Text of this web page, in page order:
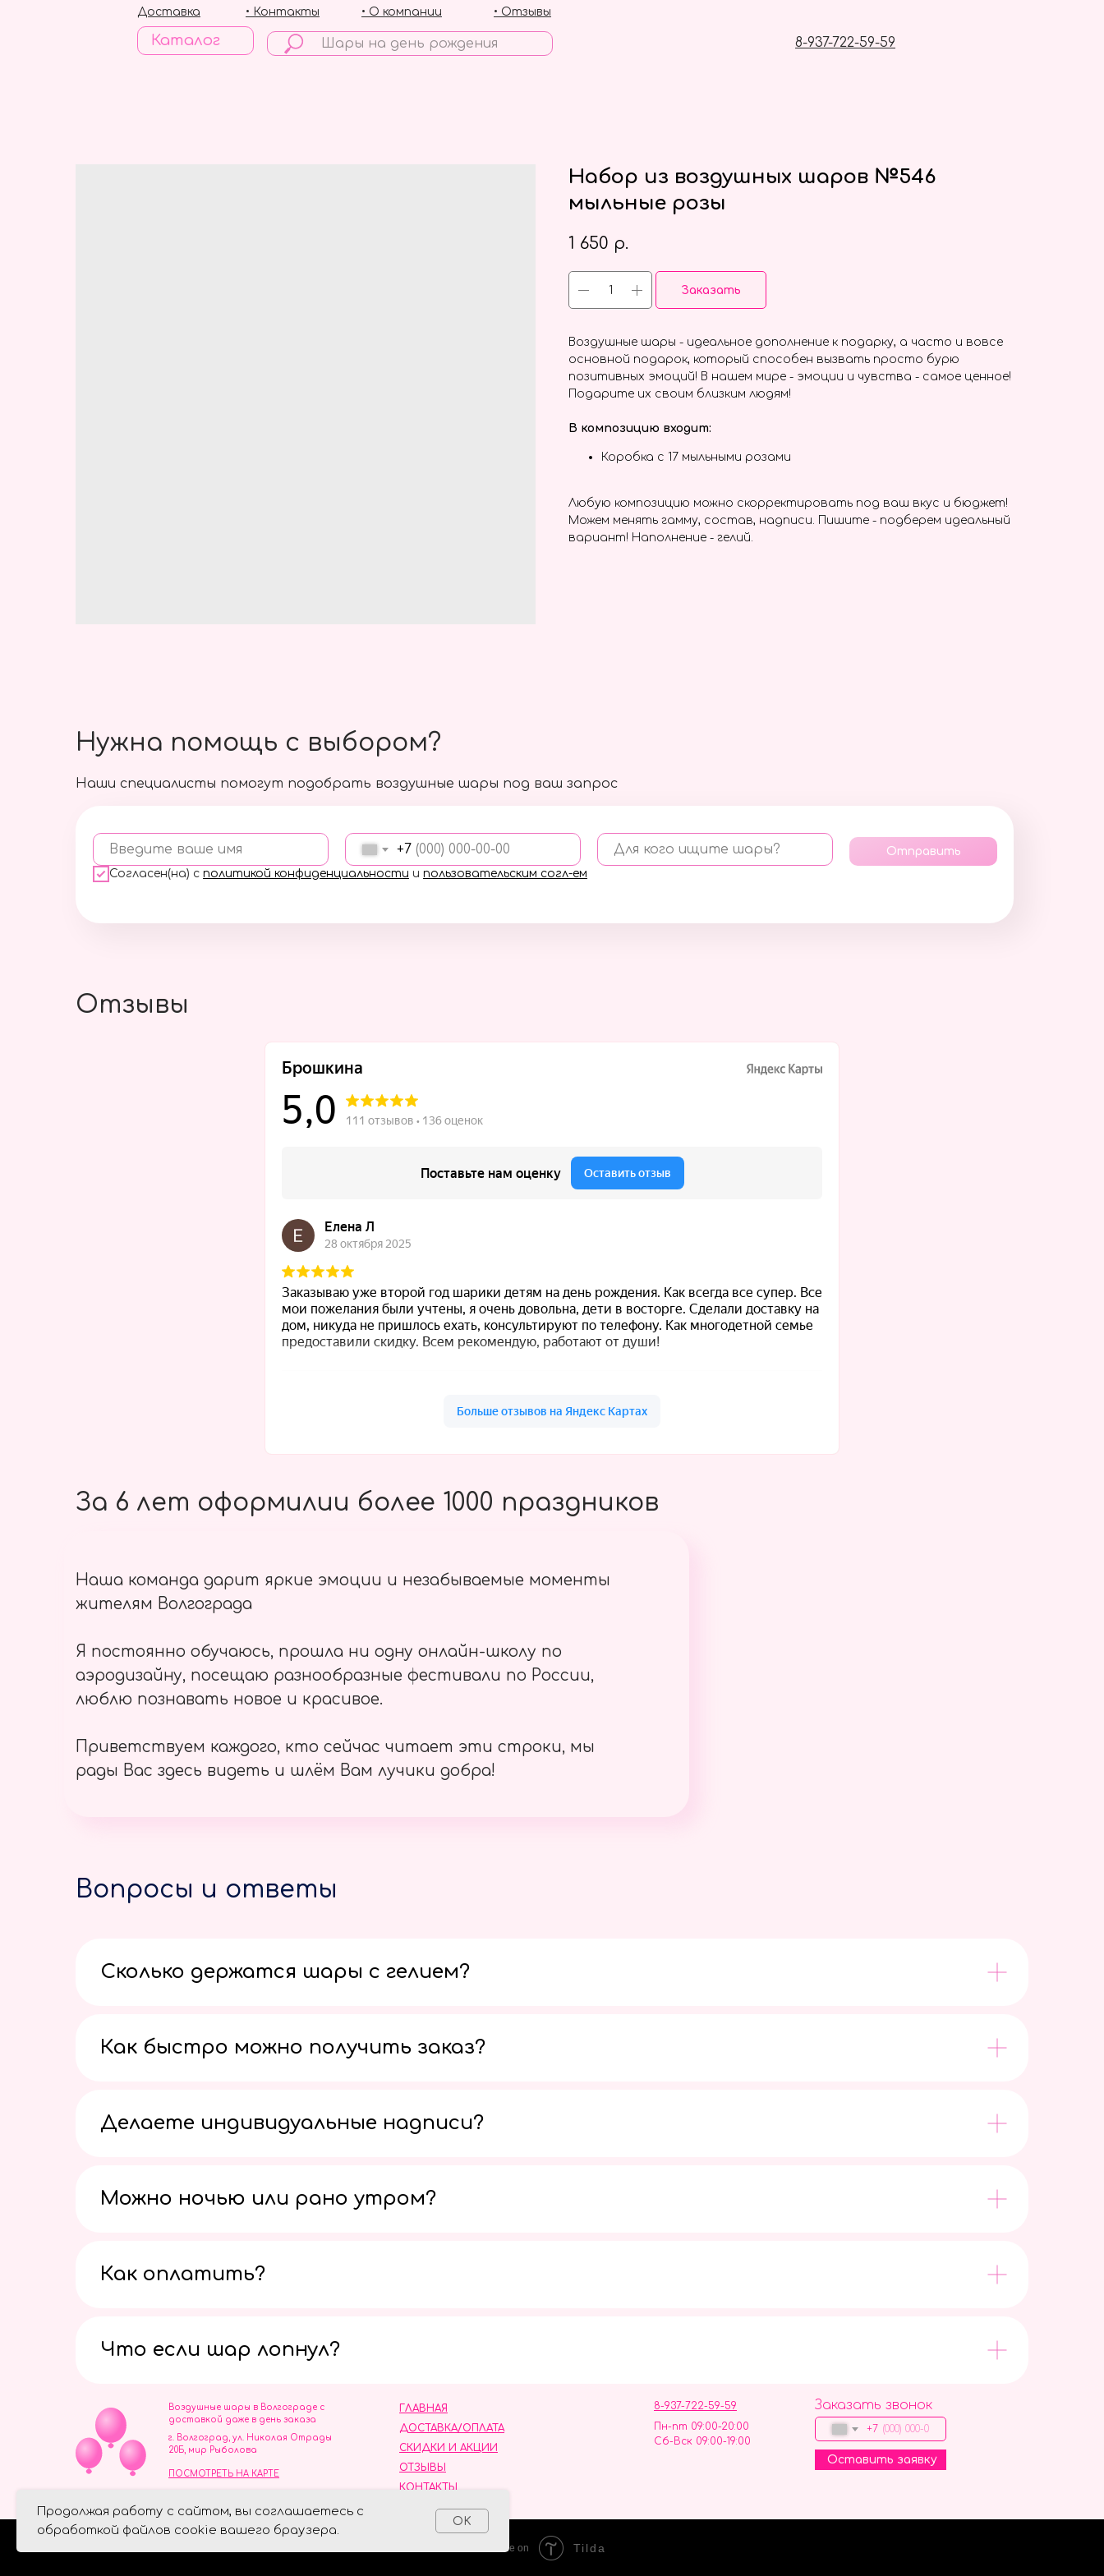
Каталог 8-937-722-59-59
• Отзывы
• О компании
• Контакты
Доставка
Набор из воздушных шаров №546
мыльные розы
1 650 р.
Заказать
Воздушные шары - идеальное дополнение к подарку, а часто и вовсе
основной подарок, который способен вызвать просто бурю
позитивных эмоций! В нашем мире - эмоции и чувства - самое ценное!
Подарите их своим близким людям!
В композицию входит:
Коробка с 17 мыльными розами
Любую композицию можно скорректировать под ваш вкус и бюджет!
Можем менять гамму, состав, надписи. Пишите - подберем идеальный
вариант! Наполнение - гелий.
Наши специалисты помогут подобрать воздушные шары под ваш запрос
Введите ваше имя +7 Для кого ищите шары?
Согласен(на) с политикой конфиденциальности и пользовательским согл-ем
Отправить
Нужна помощь с выбором?
Продолжая работу с сайтом, вы соглашаетесь с
обработкой файлов cookie вашего браузера.
OK
Отзывы
За 6 лет оформилии более 1000 праздников
Наша команда дарит яркие эмоции и незабываемые моменты
жителям Волгограда
Я постоянно обучаюсь, прошла ни одну онлайн-школу по
аэродизайну, посещаю разнообразные фестивали по России,
люблю познавать новое и красивое.
Приветствуем каждого, кто сейчас читает эти строки, мы
рады Вас здесь видеть и шлём Вам лучики добра!
Вопросы и ответы
Сколько держатся шары с гелием?
Как быстро можно получить заказ?
Делаете индивидуальные надписи?
Можно ночью или рано утром?
Как оплатить?
Что если шар лопнул?
ОТЗЫВЫ
ГЛАВНАЯ
ДОСТАВКА/ОПЛАТА
СКИДКИ И АКЦИИ
КОНТАКТЫ
8-937-722-59-59
Пн-пт 09:00-20:00
Сб-Вск 09:00-19:00
Воздушные шары в Волгограде с
доставкой даже в день заказа
Заказать звонок
+7
Оставить заявку
г. Волгоград, ул. Николая Отрады
20Б, мир Рыболова
ПОСМОТРЕТЬ НА КАРТЕ
ИНН 344110093739
Политика обработки персональных данных
Made on Tilda